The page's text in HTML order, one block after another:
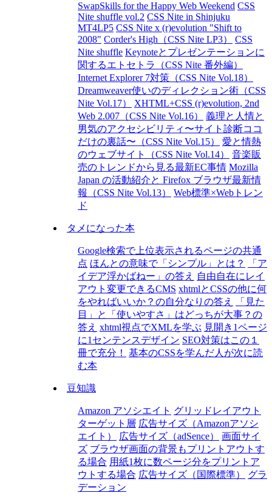
SwapSkills for the Happy Web Weekend CSS
Nite shuffle vol.2 CSS Nite in Shinjuku
MT4LP5 CSS Nite x (r)evolution "Shift to
2008" Corder's High（CSS Nite LP3）
CSS
Nite shuffle Keynoteとプレゼンテーションに
関するエトセトラ（CSS Nite 番外編）
Internet Explorer 7対策（CSS Nite Vol.18）
Dreamweaver使いのディレクション術（CSS
Nite Vol.17）
XHTML+CSS (r)evolution, 2nd
Web 2.007（CSS Nite Vol.16）
義理と人情と
男気のアクセシビリティ〜サイト診断ココ
だけの裏話〜（CSS Nite Vol.15）
愛と情熱
のウェブサイト（CSS Nite Vol.14）
音楽販
売のトレンドから見る最新EC事情 Mozilla
Japan の活動紹介と Firefox ブラウザ最新情
報（CSS Nite Vol.13）
Web標準×Webトレン
ド
タメになった本
Google検索で上位表示されるページの共通
点 ほんとの意味で「シンプル」とは？
「ア
イデア浮かばねー」の答え
自由自在にレイ
アウト変更できるCMS xhtmlとCSSの他に何
をやればいいか？の自分なりの答え
「見た
目」と「使いやすさ」はどっちが大事？の
答え xhtml視点でXMLを学ぶ 見開き1ページ
に1センテンスデザイン SEO対策はこの１
冊で充分！
基本のCSSを学んだ人が次に読
む本
豆知識
Amazon アソシエイト グリッドレイアウト
ターゲット層 広告サイズ（Amazonアソシ
エイト）
広告サイズ（adSence）
画面サイ
ズ ブラウザ画面の背景もプリントアウトす
る場合 用紙1枚に数ページ分をプリントア
ウトする場合 広告サイズ（国際標準）
グラ
デーション